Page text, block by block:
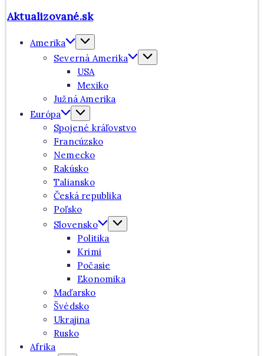
Aktualizované.sk
Amerika
Severná Amerika
USA
Mexiko
Južná Amerika
Európa
Spojené kráľovstvo
Francúzsko
Nemecko
Rakúsko
Taliansko
Česká republika
Poľsko
Slovensko
Politika
Krimi
Počasie
Ekonomika
Maďarsko
Švédsko
Ukrajina
Rusko
Afrika